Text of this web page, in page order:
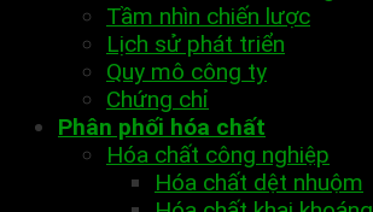
Tầm nhìn chiến lược
Lịch sử phát triển
Quy mô công ty
Chứng chỉ
Phân phối hóa chất
Hóa chất công nghiệp
Hóa chất dệt nhuộm